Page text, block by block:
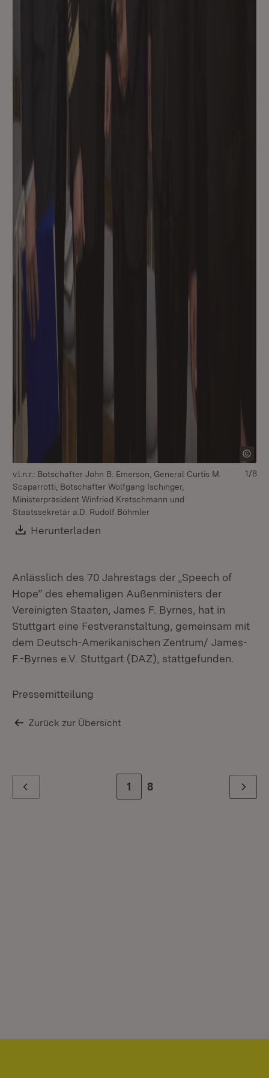
v.l.n.r.: Botschafter John B. Emerson, General Curtis M.
Scaparrotti, Botschafter Wolfgang Ischinger,
Ministerpräsident Winfried Kretschmann und
Staatssekretär a.D. Rudolf Böhmler
Download:
Herunterladen
1/8
Anlässlich des 70 Jahrestags der „Speech of
Hope” des ehemaligen Außenministers der
Vereinigten Staaten, James F. Byrnes, hat in
Stuttgart eine Festveranstaltung, gemeinsam mit
dem Deutsch-Amerikanischen Zentrum/ James-
F.-Byrnes e.V. Stuttgart (DAZ), stattgefunden.
Pressemitteilung
Zurück zur Übersicht
Zur Seite
1 Zur letzten Seite
8 Weiter